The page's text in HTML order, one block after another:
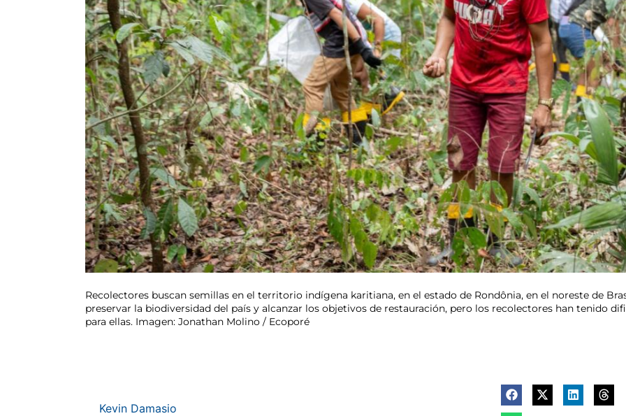
Recolectores buscan semillas en el territorio indígena karitiana, en el estado de Rondônia, en el noreste de
preservar la biodiversidad del país y alcanzar los objetivos de restauración, pero los recolectores han tenido
para ellas. Imagen: Jonathan Molino / Ecoporé
Kevin Damasio